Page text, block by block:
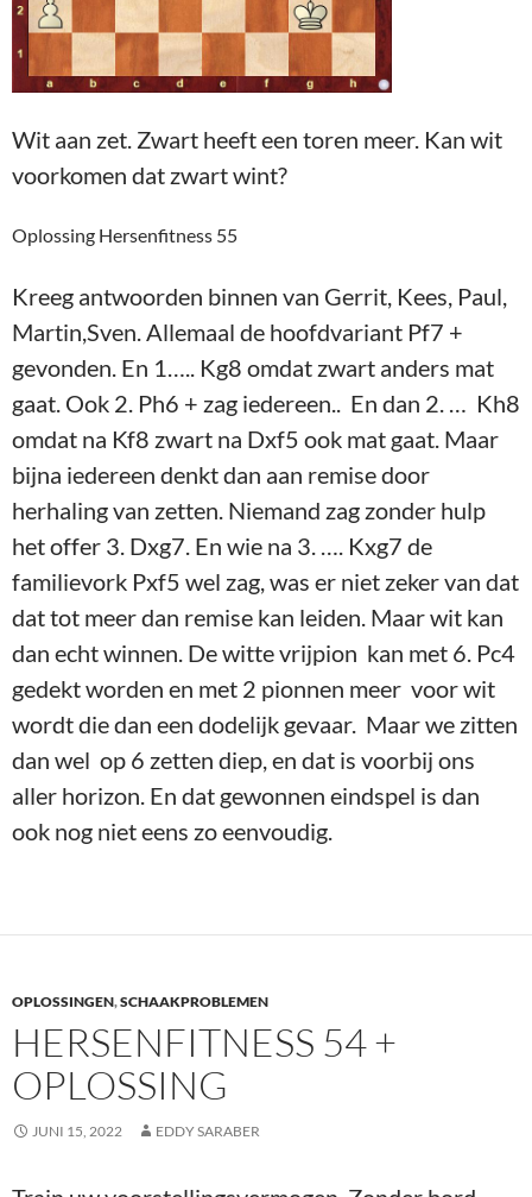
Wit aan zet. Zwart heeft een toren meer. Kan wit
voorkomen dat zwart wint?
Oplossing Hersenfitness 55
Kreeg antwoorden binnen van Gerrit, Kees, Paul,
Martin,Sven. Allemaal de hoofdvariant Pf7 +
gevonden. En 1….. Kg8 omdat zwart anders mat
gaat. Ook 2. Ph6 + zag iedereen.. En dan 2. … Kh8
omdat na Kf8 zwart na Dxf5 ook mat gaat. Maar
bijna iedereen denkt dan aan remise door
herhaling van zetten. Niemand zag zonder hulp
het offer 3. Dxg7. En wie na 3. …. Kxg7 de
familievork Pxf5 wel zag, was er niet zeker van dat
dat tot meer dan remise kan leiden. Maar wit kan
dan echt winnen. De witte vrijpion kan met 6. Pc4
gedekt worden en met 2 pionnen meer voor wit
wordt die dan een dodelijk gevaar. Maar we zitten
dan wel op 6 zetten diep, en dat is voorbij ons
aller horizon. En dat gewonnen eindspel is dan
ook nog niet eens zo eenvoudig.
OPLOSSINGEN,SCHAAKPROBLEMEN
HERSENFITNESS 54 +
OPLOSSING
JUNI 15, 2022 EDDY SARABER